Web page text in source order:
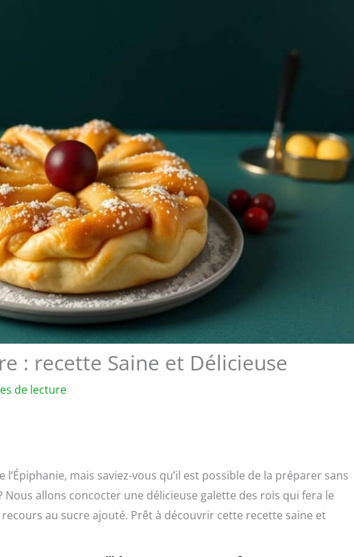
: recette Saine et Délicieuse
de lecture
mais saviez-vous qu’il est possible de la préparer sans
allons concocter une délicieuse galette des rois qui fera le
au sucre ajouté. Prêt à découvrir cette recette saine et